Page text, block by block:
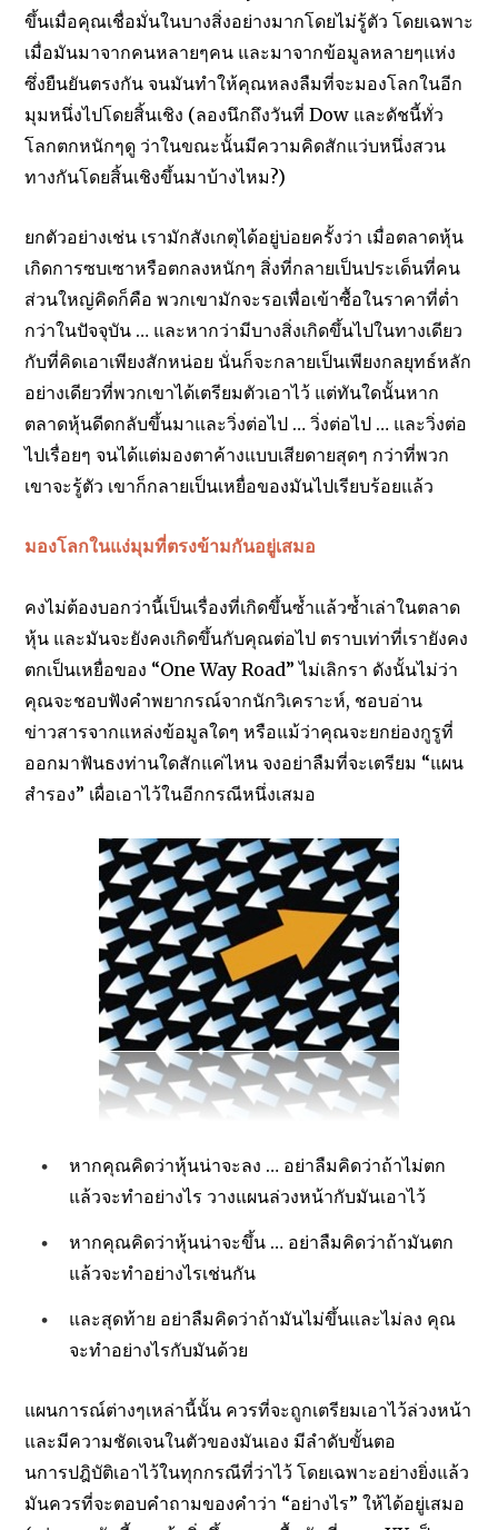
ขึ้นเมื่อคุณเชื่อมั่นในบางสิ่งอย่างมากโดยไม่รู้ตัว โดยเฉพาะ
เมื่อมันมาจากคนหลายๆคน และมาจากข้อมูลหลายๆแห่ง
ซึ่งยืนยันตรงกัน จนมันทำให้คุณหลงลืมที่จะมองโลกในอีก
มุมหนึ่งไปโดยสิ้นเชิง (ลองนึกถึงวันที่ Dow และดัชนี้ทั่ว
โลกตกหนักๆดู ว่าในขณะนั้นมีความคิดสักแว่บหนึ่งสวน
ทางกันโดยสิ้นเชิงขึ้นมาบ้างไหม?)
ยกตัวอย่างเช่น เรามักสังเกตุได้อยู่บ่อยครั้งว่า เมื่อตลาดหุ้น
เกิดการซบเซาหรือตกลงหนักๆ สิ่งที่กลายเป็นประเด็นที่คน
ส่วนใหญ่คิดก็คือ พวกเขามักจะรอเพื่อเข้าซื้อในราคาที่ต่ำ
กว่าในปัจจุบัน … และหากว่ามีบางสิ่งเกิดขึ้นไปในทางเดียว
กับที่คิดเอาเพียงสักหน่อย นั่นก็จะกลายเป็นเพียงกลยุทธ์หลัก
อย่างเดียวที่พวกเขาได้เตรียมตัวเอาไว้ แต่ทันใดนั้นหาก
ตลาดหุ้นดีดกลับขึ้นมาและวิ่งต่อไป … วิ่งต่อไป … และวิ่งต่อ
ไปเรื่อยๆ จนได้แต่มองตาค้างแบบเสียดายสุดๆ กว่าที่พวก
เขาจะรู้ตัว เขาก็กลายเป็นเหยื่อของมันไปเรียบร้อยแล้ว
มองโลกในแง่มุมที่ตรงข้ามกันอยู่เสมอ
คงไม่ต้องบอกว่านี้เป็นเรื่องที่เกิดขึ้นซ้ำแล้วซ้ำเล่าในตลาด
หุ้น และมันจะยังคงเกิดขึ้นกับคุณต่อไป ตราบเท่าที่เรายังคง
ตกเป็นเหยื่อของ “One Way Road” ไม่เลิกรา ดังนั้นไม่ว่า
คุณจะชอบฟังคำพยากรณ์จากนักวิเคราะห์, ชอบอ่าน
ข่าวสารจากแหล่งข้อมูลใดๆ หรือแม้ว่าคุณจะยกย่องกูรูที่
ออกมาฟันธงท่านใดสักแค่ไหน จงอย่าลืมที่จะเตรียม “แผน
สำรอง” เผื่อเอาไว้ในอีกกรณีหนึ่งเสมอ
หากคุณคิดว่าหุ้นน่าจะลง … อย่าลืมคิดว่าถ้าไม่ตก
แล้วจะทำอย่างไร วางแผนล่วงหน้ากับมันเอาไว้
หากคุณคิดว่าหุ้นน่าจะขึ้น … อย่าลืมคิดว่าถ้ามันตก
แล้วจะทำอย่างไรเช่นกัน
และสุดท้าย อย่าลืมคิดว่าถ้ามันไม่ขึ้นและไม่ลง คุณ
จะทำอย่างไรกับมันด้วย
แผนการณ์ต่างๆเหล่านี้นั้น ควรที่จะถูกเตรียมเอาไว้ล่วงหน้า
และมีความชัดเจนในตัวของมันเอง มีลำดับขั้นตอ
นการปฎิบัติเอาไว้ในทุกกรณีที่ว่าไว้ โดยเฉพาะอย่างยิ่งแล้ว
มันควรที่จะตอบคำถามของคำว่า “อย่างไร” ให้ได้อยู่เสมอ